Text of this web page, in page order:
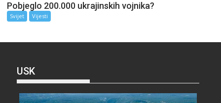
Pobjeglo 200.000 ukrajinskih vojnika?
Svijet Vijesti
USK